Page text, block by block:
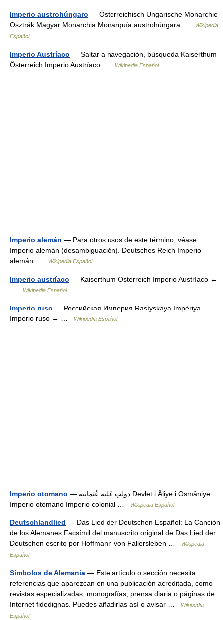
Imperio austrohúngaro — Österreichisch Ungarische Monarchie
Osztrák Magyar Monarchia Monarquía austrohúngara …
Wikipedia
Español
Imperio Austríaco — Saltar a navegación, búsqueda Kaiserthum
Österreich Imperio Austríaco …
Wikipedia Español
Imperio alemán — Para otros usos de este término, véase
Imperio alemán (desambiguación). Deutsches Reich Imperio
alemán …
Wikipedia Español
Imperio austríaco — Kaiserthum Österreich Imperio Austríaco ←
Wikipedia Español
Imperio ruso — Российская Империя Rasíyskaya Impériya
Imperio ruso ← …
Wikipedia Español
Imperio otomano — دولتِ عَليه عُثمانيه Devlet i Âliye i Osmâniye
Imperio otomano Imperio colonial …
Wikipedia Español
Deutschlandlied — Das Lied der Deutschen Español: La Canción
de los Alemanes Facsímil del manuscrito original de Das Lied der
Deutschen escrito por Hoffmann von Fallersleben …
Wikipedia
Español
Símbolos de Alemania — Este artículo o sección necesita
referencias que aparezcan en una publicación acreditada, como
revistas especializadas, monografías, prensa diaria o páginas de
Internet fidedignas. Puedes añadirlas así o avisar …
Wikipedia
Español